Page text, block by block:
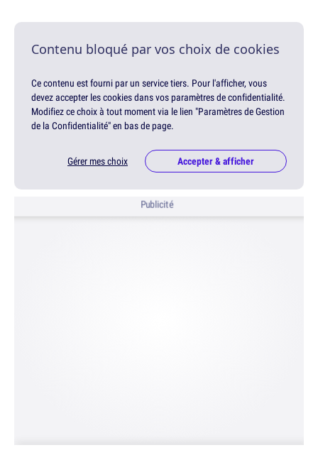
Contenu bloqué par vos choix de cookies
Ce contenu est fourni par un service tiers. Pour l'afficher, vous
devez accepter les cookies dans vos paramètres de confidentialité.
Modifiez ce choix à tout moment via le lien "Paramètres de Gestion
de la Confidentialité" en bas de page.
Gérer mes choix Accepter & afficher
Publicité